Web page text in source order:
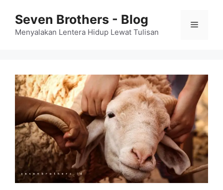
content
Seven Brothers - Blog
Menyalakan Lentera Hidup Lewat Tulisan
Menu